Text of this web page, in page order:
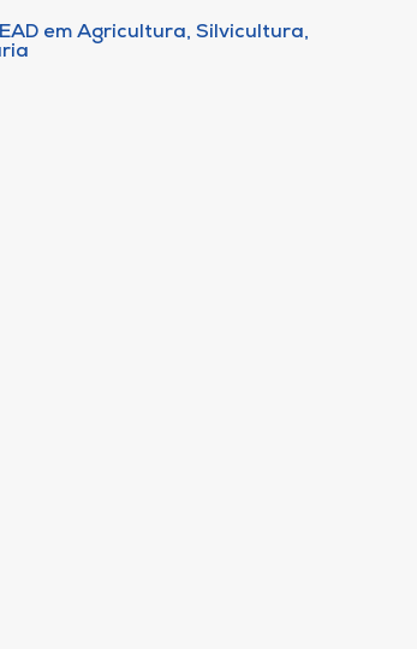
em Agricultura, Silvicultura,